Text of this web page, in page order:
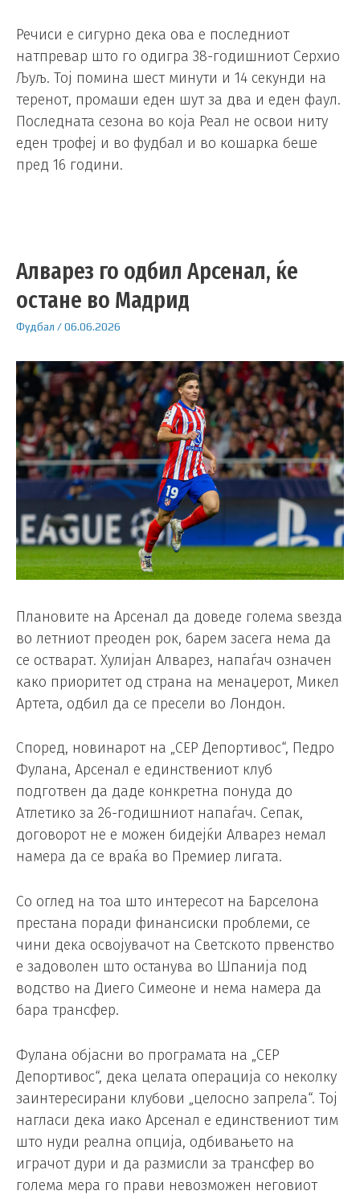
Речиси е сигурно дека ова е последниот
натпревар што го одигра 38-годишниот Серхио
Љуљ. Тој помина шест минути и 14 секунди на
теренот, промаши еден шут за два и еден фаул.
Последната сезона во која Реал не освои ниту
еден трофеј и во фудбал и во кошарка беше
пред 16 години.
Алварез го одбил Арсенал, ќе
остане во Мадрид
Фудбал /06.06.2026
Плановите на Арсенал да доведе голема ѕвезда
во летниот преоден рок, барем засега нема да
се остварат. Хулијан Алварез, напаѓач означен
како приоритет од страна на менаџерот, Микел
Артета, одбил да се пресели во Лондон.
Според, новинарот на „СЕР Депортивос“, Педро
Фулана, Арсенал е единствениот клуб
подготвен да даде конкретна понуда до
Атлетико за 26-годишниот напаѓач. Сепак,
договорот не е можен бидејќи Алварез немал
намера да се враќа во Премиер лигата.
Со оглед на тоа што интересот на Барселона
престана поради финансиски проблеми, се
чини дека освојувачот на Светското првенство
е задоволен што останува во Шпанија под
водство на Диего Симеоне и нема намера да
бара трансфер.
Фулана објасни во програмата на „СЕР
Депортивос“, дека целата операција со неколку
заинтересирани клубови „целосно запрела“. Тој
нагласи дека иако Арсенал е единствениот тим
што нуди реална опција, одбивањето на
играчот дури и да размисли за трансфер во
голема мера го прави невозможен неговиот